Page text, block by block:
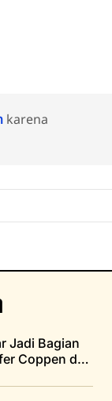
karena
Jadi Bagian
Coppen dan